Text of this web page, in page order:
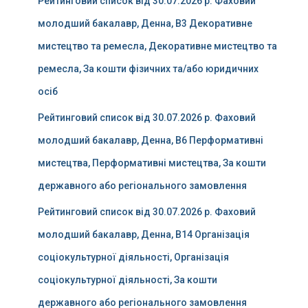
молодший бакалавр, Денна, B3 Декоративне
мистецтво та ремесла, Декоративне мистецтво та
ремесла, За кошти фізичних та/або юридичних
осіб
Рейтинговий список від 30.07.2026 р. Фаховий
молодший бакалавр, Денна, B6 Перформативні
мистецтва, Перформативні мистецтва, За кошти
державного або регіонального замовлення
Рейтинговий список від 30.07.2026 р. Фаховий
молодший бакалавр, Денна, B14 Організація
соціокультурної діяльності, Організація
соціокультурної діяльності, За кошти
державного або регіонального замовлення